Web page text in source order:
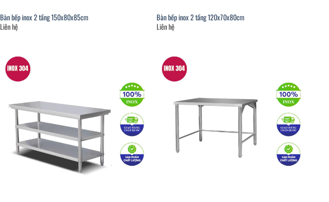
Bàn bếp inox 2 tầng 150x80x85cm
Liên hệ
Bàn bếp inox 2 tầng 120x70x80cm
Liên hệ